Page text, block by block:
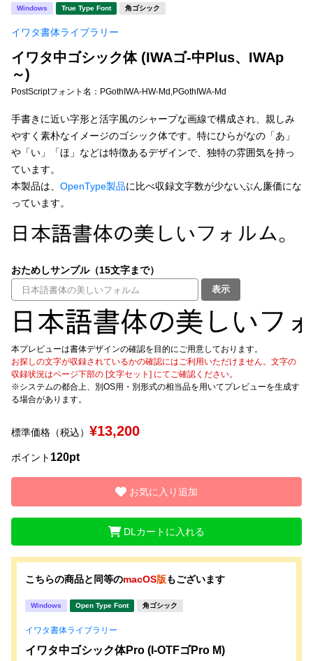
新着一覧
カート
お気に入り
ご利用ガイド
よくあるご質問
お問い合わせ
明朝体
教科書体
草書体 勘亭流
江戸文字 デザイン毛筆
すべてを表示
太さ・ウェイト
セット or 単体
文字種類
価格帯
〜
Windows True Type Font 角ゴシック
イワタ書体ライブラリー
イワタ中ゴシック体 (IWAゴ-中Plus、IWAp
～)
PostScriptフォント名： PGothIWA-HW-Md,PGothIWA-Md
手書きに近い字形と活字風のシャープな画線で構成され、親しみ
やすく素朴なイメージのゴシック体です。特にひらがなの「あ」
や「い」「ほ」などは特徴あるデザインで、独特の雰囲気を持っ
ています。
本製品は、 OpenType製品に比べ収録文字数が少ないぶん廉価にな
っています。
おためしサンプル（15文字まで）
表示
本プレビューは書体デザインの確認を目的にご用意しております。
お探しの文字が収録されているかの確認にはご利用いただけません。文字の
収録状況はページ下部の [文字セット] にてご確認ください。
※システムの都合上、別OS用・別形式の相当品を用いてプレビューを生成す
る場合があります。
標準価格（税込） ¥13,200
ポイント 120pt
お気に入り追加
DLカートに入れる
こちらの商品と同等のmacOS版もございます
Windows Open Type Font 角ゴシック
イワタ書体ライブラリー
イワタ中ゴシック体Pro (I-OTFゴPro M)